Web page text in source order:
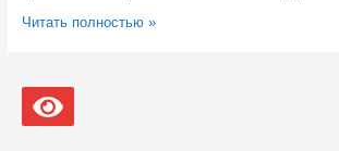
В
кинотеатре
«Премьер»
Читать полностью »